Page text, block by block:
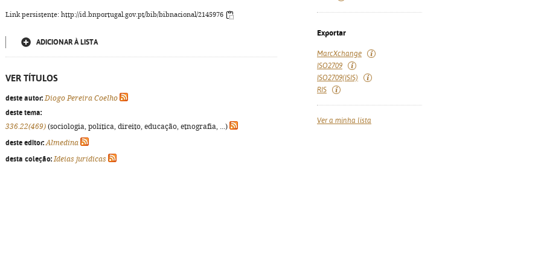
Link persistente: http://id.bnportugal.gov.pt/bib/bibnacional/2145976
ADICIONAR À LISTA
VER TÍTULOS
deste autor: Diogo Pereira Coelho
deste tema:
336.22(469) (sociologia, política, direito, educação, etnografia, ...)
deste editor: Almedina
desta coleção: Ideias jurídicas
Exportar
MarcXchange
ISO2709
ISO2709(ISIS)
RIS
Ver a minha lista